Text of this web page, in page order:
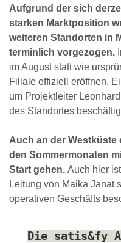
Aufgrund der sich
starken Marktposition
weiteren Standorten in
terminlich vorgezogen.
im August statt wie
Filiale offiziell eröffnen.
um Projektleiter
des Standortes
Auch an der Westküste
den Sommermonaten
Start gehen. Auch hier
Leitung von Maika Janat
operativen Geschäfts
Die satis&fy